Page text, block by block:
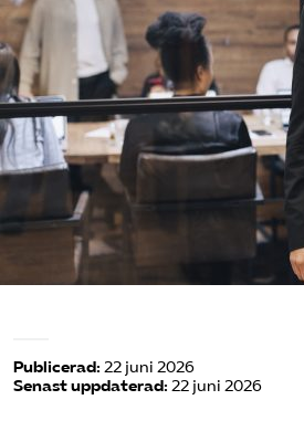
Bli medlem
Logga in på Arbetsgivarguiden
Sök på utbildningsforetagen.se
Publicerad: 22 juni 2026
Senast uppdaterad: 22 juni 2026